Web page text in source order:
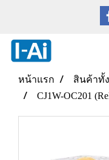
หน้าแรก สินค้าทั้
CJ1W-OC201